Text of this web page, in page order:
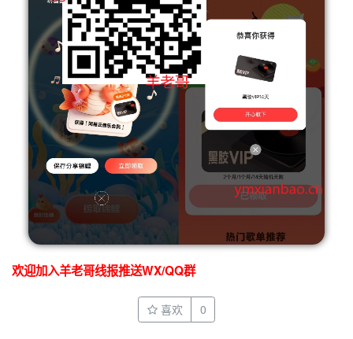
欢迎加入羊老哥线报推送WX/QQ群
喜欢 0